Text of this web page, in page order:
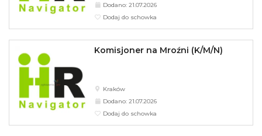
Dodano: 21.07.2026
Dodaj do schowka
Komisjoner na Mroźni (K/M/N)
Kraków
Dodano: 21.07.2026
Dodaj do schowka